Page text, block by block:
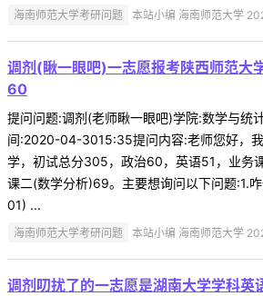
海南师范大学考研问题 本站小编 海南师范大学
调剂(瞅一眼吧)一志愿报考陕西师范大
60
提问问题:调剂(老师瞅一眼吧)学院:数学与统
间:2020-04-3015:35提问内容:老师您好，
学，初试总分305，政治60，英语51，业务
课二(数学分析)69。主要想询问以下问题:1.
01) ...
海南师范大学考研问题 本站小编 海南师范大学
调剂叨扰了的一志愿是湖南大学学科